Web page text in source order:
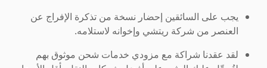
يجب على السائقين إحضار نسخة من تذكرة الإفراج عن
العنصر من شركة ريتشي وإخوانه لاستلامه.
لقد عقدنا شراكة مع مزودي خدمات شحن موثوق بهم